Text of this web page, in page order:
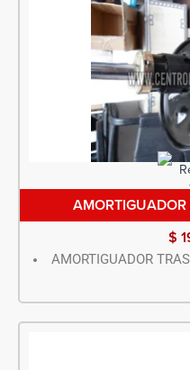
AMORTIGUADOR
$
AMORTIGUADOR